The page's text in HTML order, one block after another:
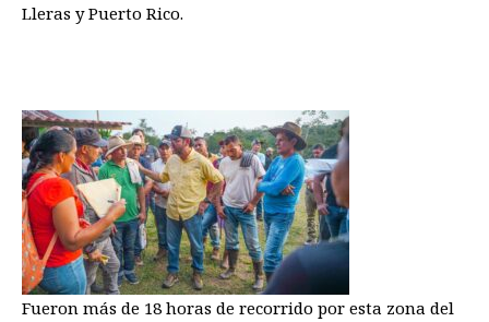
Lleras y Puerto Rico.
Fueron más de 18 horas de recorrido por esta zona del